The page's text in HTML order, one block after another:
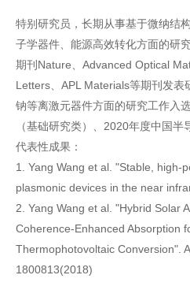
特别研究员，长期从事基于微纳结
子学器件、能源高效转化方面的研
期刊Nature、Advanced Optical
Letters、APL Materials等期刊发表
钠等离激元器件方面的研究工作入
（基础研究类）、2020年度中国半
代表性成果：
1. Yang Wang et al. "Stable, high-
plasmonic devices in the near
2. Yang Wang et al. "Hybrid Solar
Coherence-Enhanced Absorption
Thermophotovoltaic Conversion".
1800813(2018)